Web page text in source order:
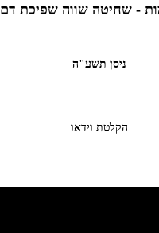
- שחיטה שווה שפיכת דם
ניסן תשע"ה
הקלטת וידאו